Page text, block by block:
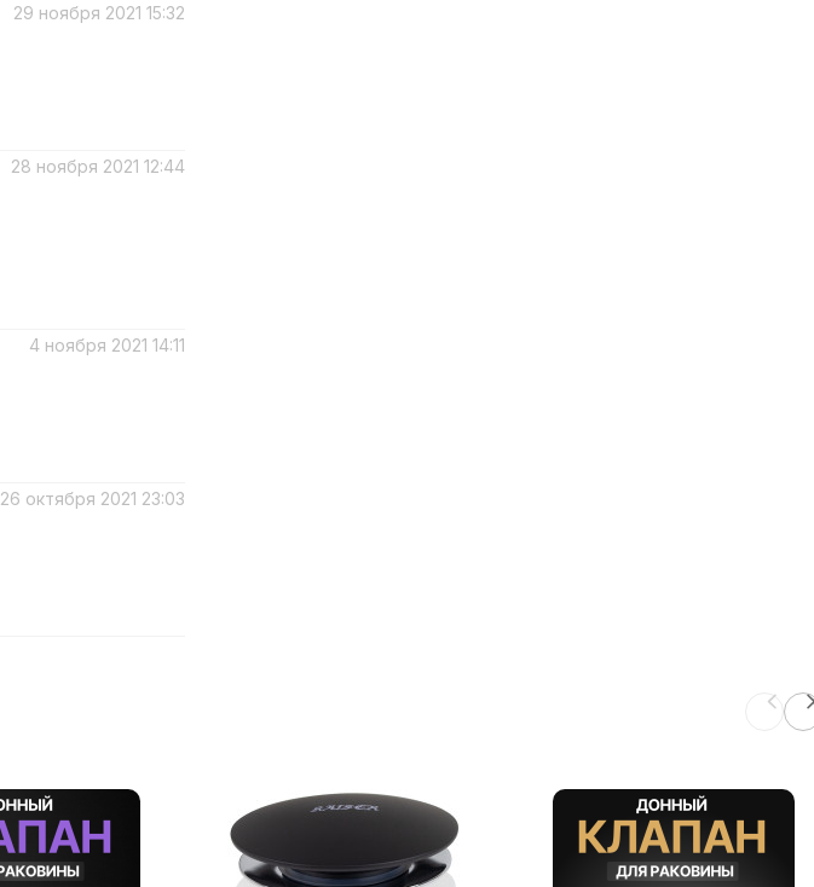
29 ноября 2021 15:32
28 ноября 2021 12:44
4 ноября 2021 14:11
26 октября 2021 23:03